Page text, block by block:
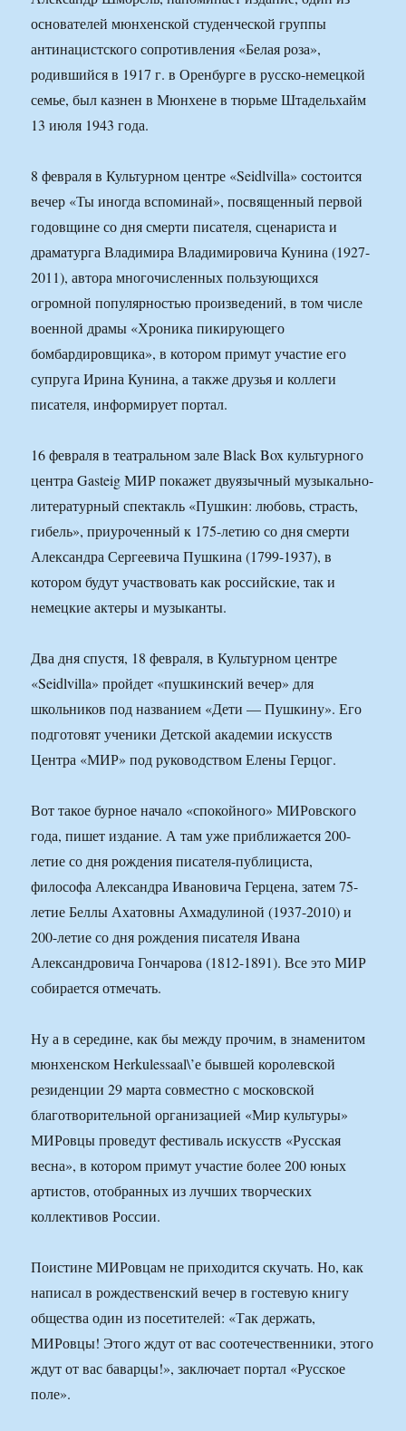
основателей мюнхенской студенческой группы
антинацистского сопротивления «Белая роза»,
родившийся в 1917 г. в Оренбурге в русско-немецкой
семье, был казнен в Мюнхене в тюрьме Штадельхайм
13 июля 1943 года.
8 февраля в Культурном центре «Seidlvilla» состоится
вечер «Ты иногда вспоминай», посвященный первой
годовщине со дня смерти писателя, сценариста и
драматурга Владимира Владимировича Кунина (1927-
2011), автора многочисленных пользующихся
огромной популярностью произведений, в том числе
военной драмы «Хроника пикирующего
бомбардировщика», в котором примут участие его
супруга Ирина Кунина, а также друзья и коллеги
писателя, информирует портал.
16 февраля в театральном зале Black Box культурного
центра Gasteig МИР покажет двуязычный музыкально-
литературный спектакль «Пушкин: любовь, страсть,
гибель», приуроченный к 175-летию со дня смерти
Александра Сергеевича Пушкина (1799-1937), в
котором будут участвовать как российские, так и
немецкие актеры и музыканты.
Два дня спустя, 18 февраля, в Культурном центре
«Seidlvilla» пройдет «пушкинский вечер» для
школьников под названием «Дети — Пушкину». Его
подготовят ученики Детской академии искусств
Центра «МИР» под руководством Елены Герцог.
Вот такое бурное начало «спокойного» МИРовского
года, пишет издание. А там уже приближается 200-
летие со дня рождения писателя-публициста,
философа Александра Ивановича Герцена, затем 75-
летие Беллы Ахатовны Ахмадулиной (1937-2010) и
200-летие со дня рождения писателя Ивана
Александровича Гончарова (1812-1891). Все это МИР
собирается отмечать.
Ну а в середине, как бы между прочим, в знаменитом
мюнхенском Herkulessaal\’е бывшей королевской
резиденции 29 марта совместно с московской
благотворительной организацией «Мир культуры»
МИРовцы проведут фестиваль искусств «Русская
весна», в котором примут участие более 200 юных
артистов, отобранных из лучших творческих
коллективов России.
Поистине МИРовцам не приходится скучать. Но, как
написал в рождественский вечер в гостевую книгу
общества один из посетителей: «Так держать,
МИРовцы! Этого ждут от вас соотечественники, этого
ждут от вас баварцы!», заключает портал «Русское
поле».